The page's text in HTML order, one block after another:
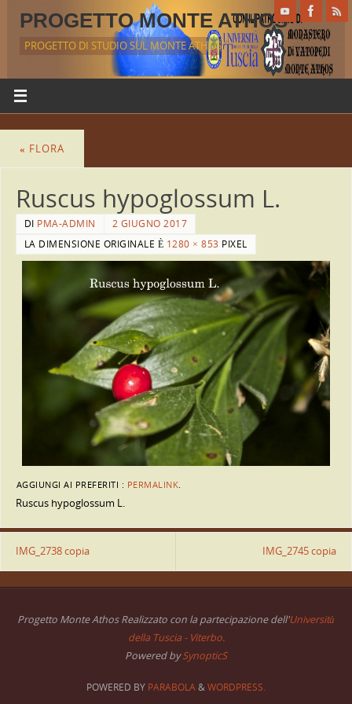
PROGETTO MONTE ATHOS
PROGETTO DI STUDIO SUL MONTE ATHOS
« FLORA
Ruscus hypoglossum L.
DI PMA-ADMIN
2 GIUGNO 2017
LA DIMENSIONE ORIGINALE È 1280 × 853 PIXEL
AGGIUNGI AI PREFERITI : PERMALINK.
Ruscus hypoglossum L.
IMG_2738 copia IMG_2745 copia
Progetto Monte Athos Realizzato con la partecipazione dell'Università
della Tuscia - Viterbo.
Powered bySynopticS
POWERED BY PARABOLA&WORDPRESS.